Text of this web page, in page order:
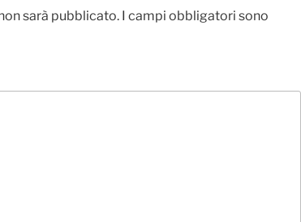
sarà pubblicato. I campi obbligatori sono